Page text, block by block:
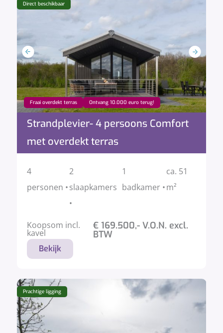
Direct beschikbaar
Fraai overdekt terras Ontvang 10.000 euro terug!
Strandplevier- 4 persoons Comfort
met overdekt terras
4
personen •
2
slaapkamers
•
1
badkamer •
ca. 51
m²
Koopsom incl.
kavel
€ 169.500,- V.O.N. excl.
BTW
Bekijk
Prachtige ligging